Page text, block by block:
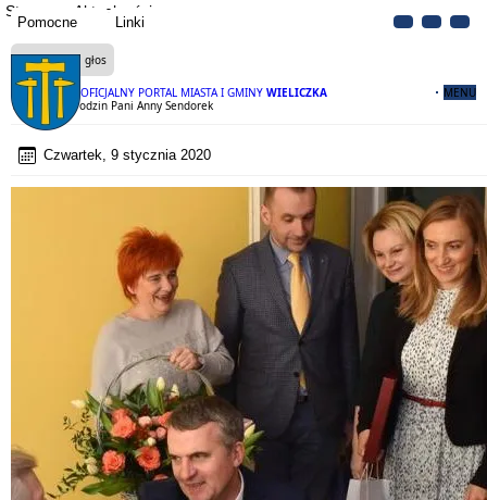
Pomocne Linki
OFICJALNY PORTAL MIASTA I GMINY WIELICZKA MENU
Strona Aktualności
Czytaj na głos
100 - lecie urodzin Pani Anny Sendorek
Czwartek, 9 stycznia 2020